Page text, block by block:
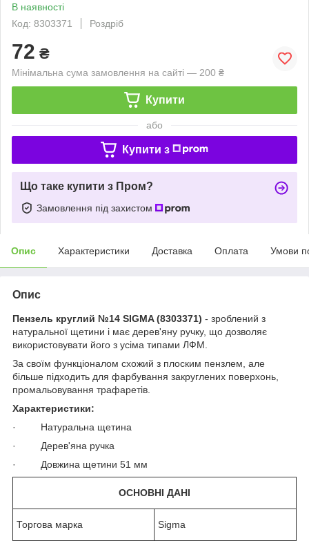
В наявності
Код: 8303371
Роздріб
72 ₴
Мінімальна сума замовлення на сайті — 200 ₴
Купити
або
Купити з
Що таке купити з Пром?
Замовлення під захистом
Опис Характеристики Доставка Оплата Умови
Опис
Пензель круглий №14 SIGMA (8303371) - зроблений з
натуральної щетини і має дерев'яну ручку, що дозволяє
використовувати його з усіма типами ЛФМ.
За своїм функціоналом схожий з плоским пензлем, але
більше підходить для фарбування закруглених поверхонь,
промальовування трафаретів.
Характеристики:
· Натуральна щетина
· Дерев'яна ручка
· Довжина щетини 51 мм
ОСНОВНІ ДАНІ
Торгова марка Sigma